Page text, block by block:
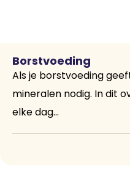
Borstvoeding
Als je borstvoeding
mineralen nodig. In dit
elke dag...